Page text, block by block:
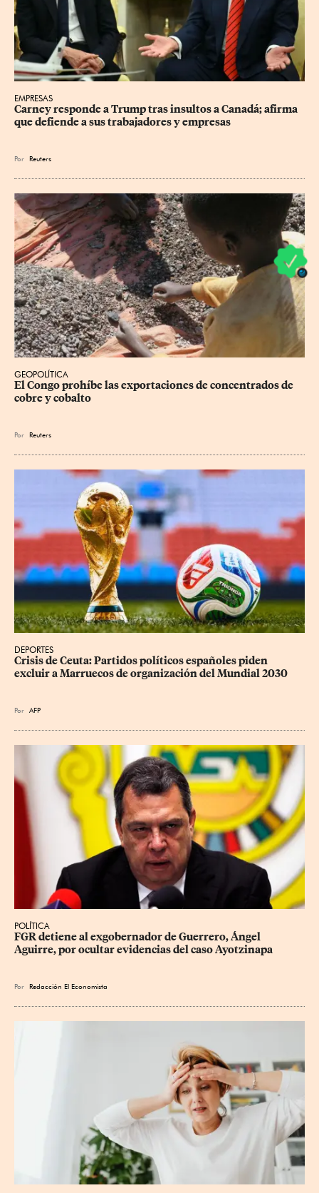
EMPRESAS
Carney responde a Trump tras insultos a Canadá; afirma
que defiende a sus trabajadores y empresas
Por Reuters
GEOPOLÍTICA
El Congo prohíbe las exportaciones de concentrados de
cobre y cobalto
Por Reuters
DEPORTES
Crisis de Ceuta: Partidos políticos españoles piden
excluir a Marruecos de organización del Mundial 2030
Por AFP
POLÍTICA
FGR detiene al exgobernador de Guerrero, Ángel
Aguirre, por ocultar evidencias del caso Ayotzinapa
Por Redacción El Economista